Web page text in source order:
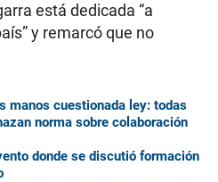
está dedicada “a
y remarcó que no
manos cuestionada ley: todas
norma sobre colaboración
donde se discutió formación